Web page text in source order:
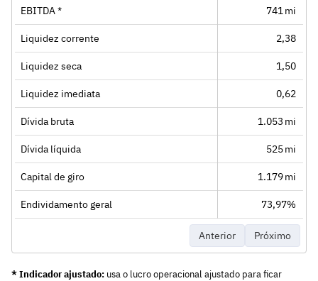
EBITDA * 741 mi
Liquidez corrente 2,38
Liquidez seca 1,50
Liquidez imediata 0,62
Dívida bruta 1.053 mi
Dívida líquida 525 mi
Capital de giro 1.179 mi
Endividamento geral 73,97%
Anterior Próximo
* Indicador ajustado: usa o lucro operacional ajustado para ficar